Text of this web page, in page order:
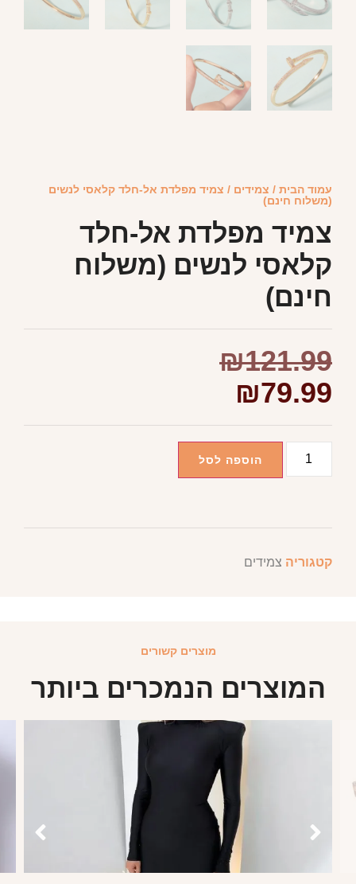
עמוד הבית / צמידים / צמיד מפלדת אל-חלד קלאסי לנשים
(משלוח חינם)
צמיד מפלדת אל-חלד
קלאסי לנשים (משלוח
חינם)
₪121.99
₪79.99
הוספה לסל
קטגוריה צמידים
מוצרים קשורים
המוצרים הנמכרים ביותר